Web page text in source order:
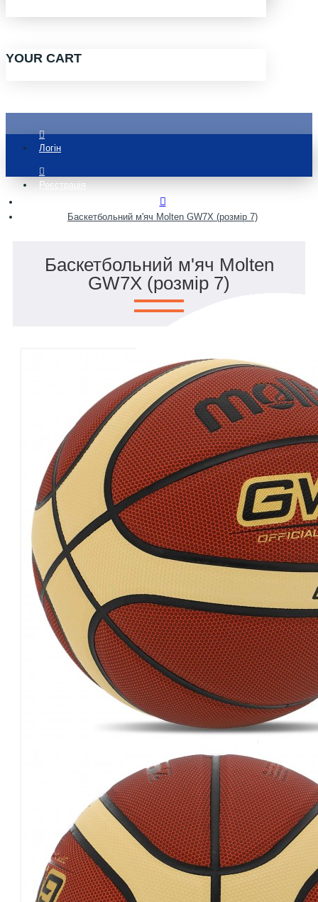
YOUR CART
Логін
Реєстрація
Баскетбольний м'яч Molten GW7X (розмір 7)
Баскетбольний м'яч Molten
GW7X (розмір 7)